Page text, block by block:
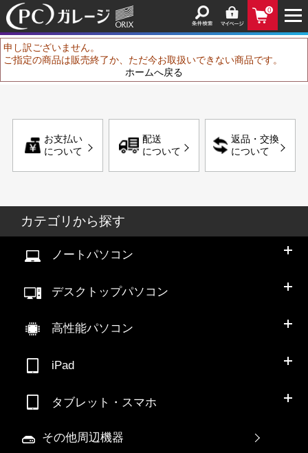
0
申し訳ございません。
ご指定の商品は販売終了か、ただ今お取扱いできない商品です。
ホームへ戻る
お支払い
について
配送
について
返品・交換
について
カテゴリから探す
ノートパソコン
デスクトップパソコン
高性能パソコン
iPad
タブレット・スマホ
その他周辺機器